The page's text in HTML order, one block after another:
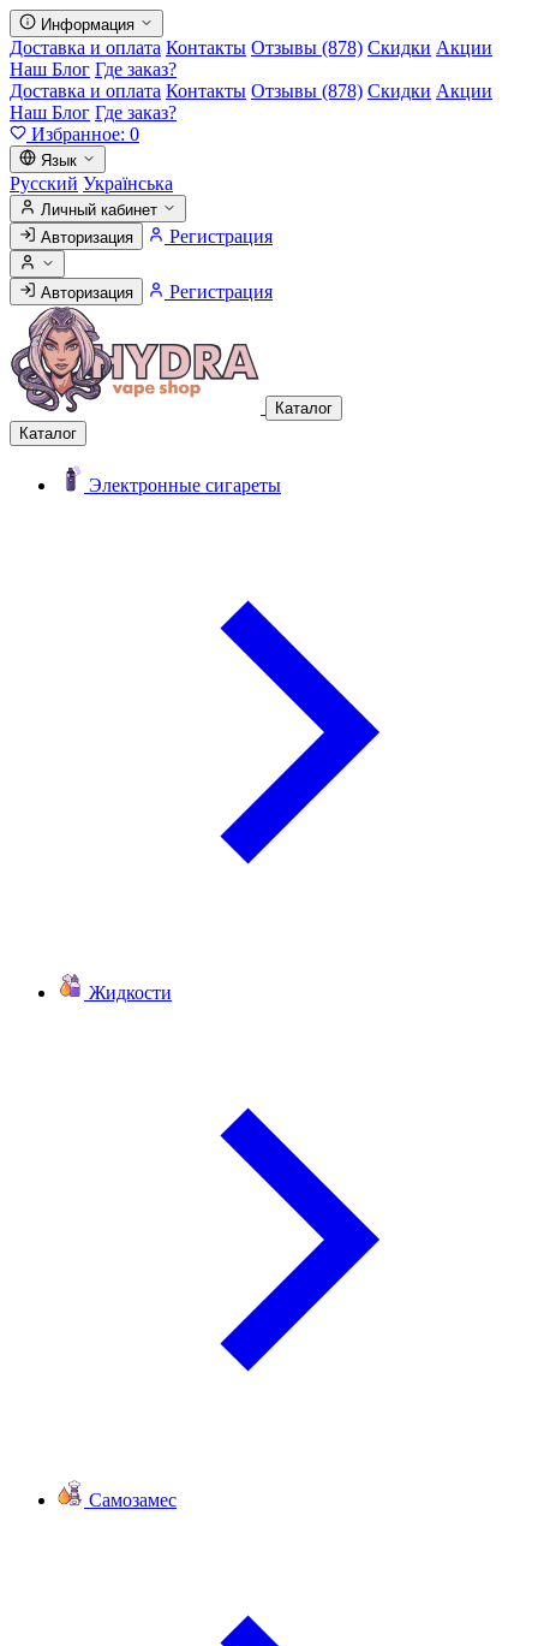
Информация
Доставка и оплата Контакты Отзывы (878) Скидки Акции
Наш Блог Где заказ?
Доставка и оплата Контакты Отзывы (878) Скидки Акции
Наш Блог Где заказ?
Избранное: 0
Язык
Русский Українська
Личный кабинет
Авторизация
Регистрация
Авторизация Регистрация
Каталог
Каталог
Электронные сигареты
Жидкости
Самозамес